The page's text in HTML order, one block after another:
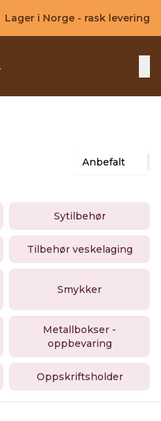
Lager i Norge - rask levering
Anbefalt
Sytilbehør
Tilbehør veskelaging
Smykker
Metallbokser -
oppbevaring
Oppskriftsholder